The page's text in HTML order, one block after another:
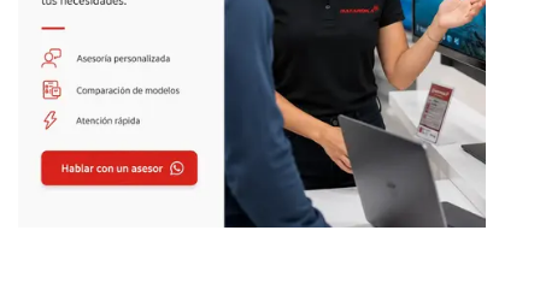
Anchura del Paquete de Envío 0.775
Cantidad de Pines
Capacidad Total Gb 8.00
Capacidad Total Mb
VERDE